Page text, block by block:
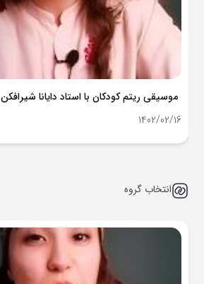
موسیقی ریتم کودکان با استاد دایانا شیرافکن
1402/02/16
انتخاب گروه